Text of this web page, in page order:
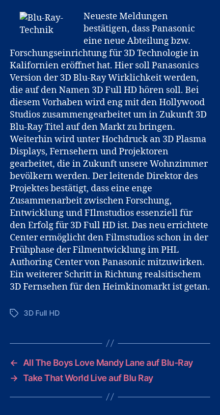
Panasonic
startet
in
Kalifornien
Neueste Meldungen
bestätigen, dass Panasonic
eine neue Abteilung bzw.
Forschungseinrichtung für 3D Technologie in
Kalifornien eröffnet hat. Hier soll Panasonics
Version der 3D Blu-Ray Wirklichkeit werden,
die auf den Namen 3D Full HD hören soll. Bei
diesem Vorhaben wird eng mit den Hollywood
Studios zusammengearbeitet um in Zukunft 3D
Blu-Ray Titel auf den Markt zu bringen.
Weiterhin wird unter Hochdruck an 3D Plasma
Displays, Fernsehern und Projektoren
gearbeitet, die in Zukunft unsere Wohnzimmer
bevölkern werden. Der leitende Direktor des
Projektes bestätigt, dass eine enge
Zusammenarbeit zwischen Forschung,
Entwicklung und FIlmstudios essenziell für
den Erfolg für 3D Full HD ist. Das neu errichtete
Center ermöglicht den Filmstudios schon in der
Frühphase der Filmentwicklung im PHL
Authoring Center von Panasonic mitzuwirken.
Ein weiterer Schritt in Richtung realsitischem
3D Fernsehen für den Heimkinomarkt ist getan.
Schlagwörter
3D Full HD
←
All The Boys Love Mandy Lane auf Blu-Ray
→ Take That World Live auf Blu Ray